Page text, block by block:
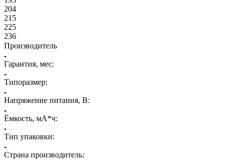
204
215
225
236
Производитель
Гарантия, мес:
Типоразмер:
Напряжение питания, В:
Ёмкость, мА*ч:
Тип упаковки:
Страна производитель: